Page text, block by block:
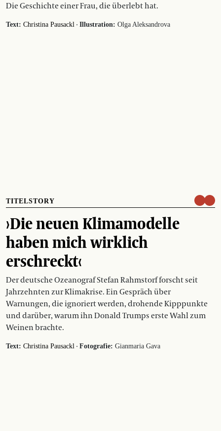
Die Geschichte einer Frau, die überlebt hat.
Text: Christina Pausackl · Illustration: Olga Aleksandrova
TITELSTORY
›Die neuen Klimamodelle
haben mich wirklich
erschreckt‹
Der deutsche Ozeanograf Stefan Rahmstorf forscht seit
Jahrzehnten zur Klimakrise. Ein Gespräch über
Warnungen, die ignoriert werden, drohende Kipppunkte
und darüber, warum ihn Donald Trumps erste Wahl zum
Weinen brachte.
Text: Christina Pausackl · Fotografie: Gianmaria Gava